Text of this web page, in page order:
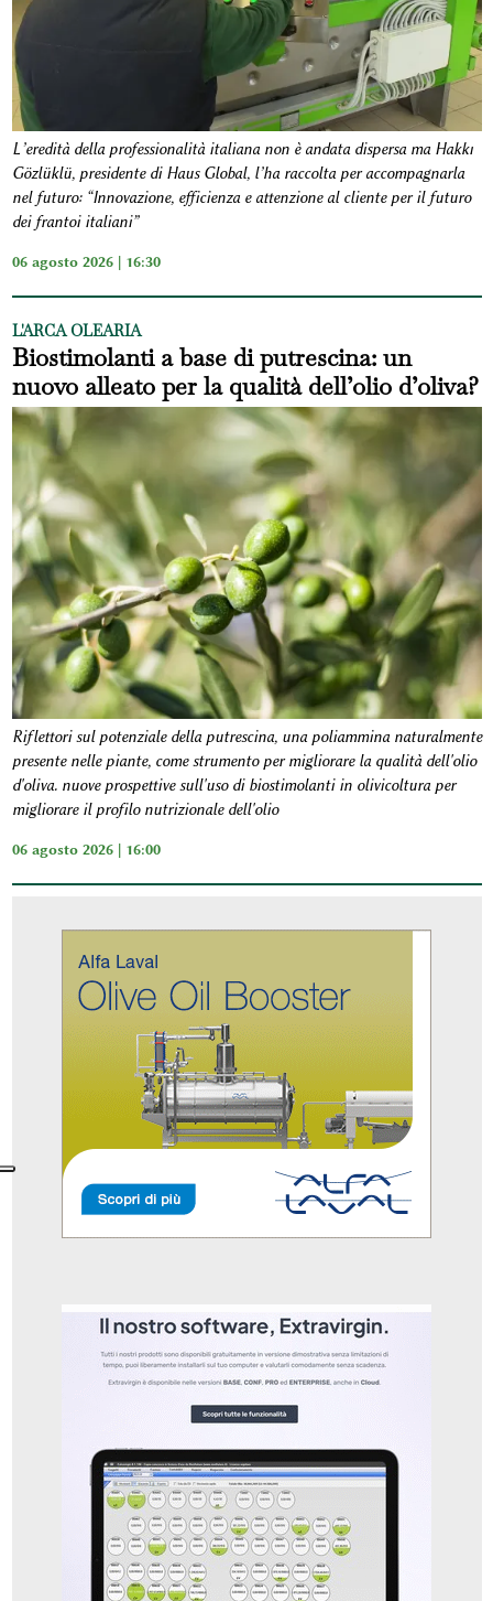
L’eredità della professionalità italiana non è andata dispersa ma Hakkı
Gözlüklü, presidente di Haus Global, l’ha raccolta per accompagnarla
nel futuro: “Innovazione, efficienza e attenzione al cliente per il futuro
dei frantoi italiani”
06 agosto 2026 | 16:30
L'ARCA OLEARIA
Biostimolanti a base di putrescina: un
nuovo alleato per la qualità dell’olio d’oliva?
Riflettori sul potenziale della putrescina, una poliammina naturalmente
presente nelle piante, come strumento per migliorare la qualità dell'olio
d'oliva. nuove prospettive sull'uso di biostimolanti in olivicoltura per
migliorare il profilo nutrizionale dell'olio
06 agosto 2026 | 16:00